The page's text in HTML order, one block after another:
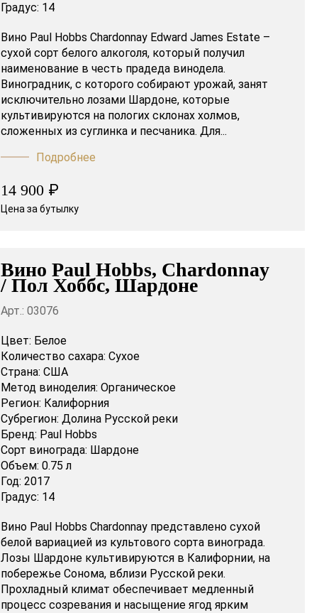
Градус: 14
Вино Paul Hobbs Chardonnay Edward James Estate –
сухой сорт белого алкоголя, который получил
наименование в честь прадеда винодела.
Виноградник, с которого собирают урожай, занят
исключительно лозами Шардоне, которые
культивируются на пологих склонах холмов,
сложенных из суглинка и песчаника. Для...
Подробнее
14 900 ₽
Цена за бутылку
Вино Paul Hobbs, Chardonnay
/ Пол Хоббс, Шардоне
Арт.: 03076
Цвет: Белое
Количество сахара: Сухое
Страна: США
Метод виноделия: Органическое
Регион: Калифорния
Субрегион: Долина Русской реки
Бренд: Paul Hobbs
Сорт винограда: Шардоне
Объем: 0.75 л
Год: 2017
Градус: 14
Вино Paul Hobbs Chardonnay представлено сухой
белой вариацией из культового сорта винограда.
Лозы Шардоне культивируются в Калифорнии, на
побережье Сонома, вблизи Русской реки.
Прохладный климат обеспечивает медленный
процесс созревания и насыщение ягод ярким